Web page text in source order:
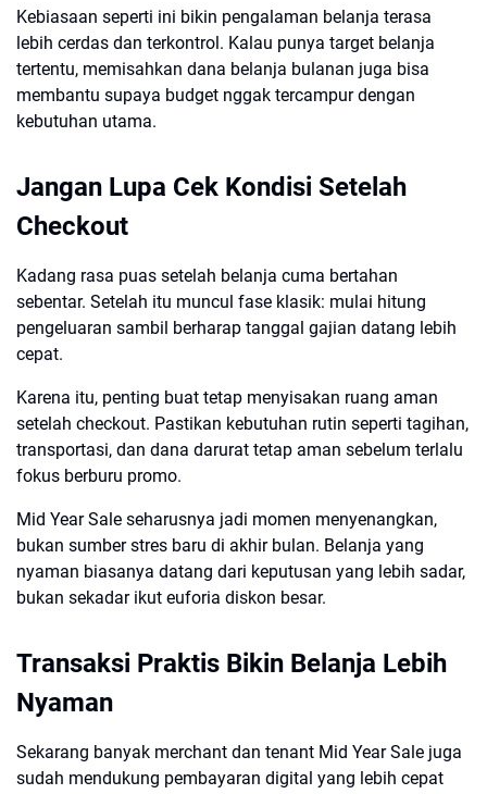
Kebiasaan seperti ini bikin pengalaman belanja terasa
lebih cerdas dan terkontrol. Kalau punya target belanja
tertentu, memisahkan dana belanja bulanan juga bisa
membantu supaya budget nggak tercampur dengan
kebutuhan utama.
Jangan Lupa Cek Kondisi Setelah
Checkout
Kadang rasa puas setelah belanja cuma bertahan
sebentar. Setelah itu muncul fase klasik: mulai hitung
pengeluaran sambil berharap tanggal gajian datang lebih
cepat.
Karena itu, penting buat tetap menyisakan ruang aman
setelah checkout. Pastikan kebutuhan rutin seperti tagihan,
transportasi, dan dana darurat tetap aman sebelum terlalu
fokus berburu promo.
Mid Year Sale seharusnya jadi momen menyenangkan,
bukan sumber stres baru di akhir bulan. Belanja yang
nyaman biasanya datang dari keputusan yang lebih sadar,
bukan sekadar ikut euforia diskon besar.
Transaksi Praktis Bikin Belanja Lebih
Nyaman
Sekarang banyak merchant dan tenant Mid Year Sale juga
sudah mendukung pembayaran digital yang lebih cepat